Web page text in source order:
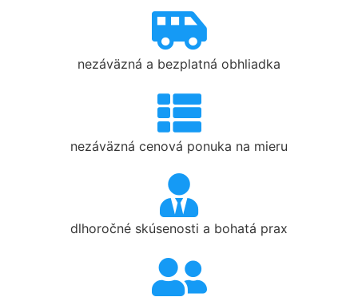
nezáväzná a bezplatná obhliadka
nezáväzná cenová ponuka na mieru
dlhoročné skúsenosti a bohatá prax